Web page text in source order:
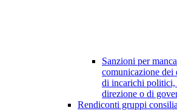
Sanzioni per
comunicazione dei
di incarichi politici,
direzione o di
Rendiconti gruppi